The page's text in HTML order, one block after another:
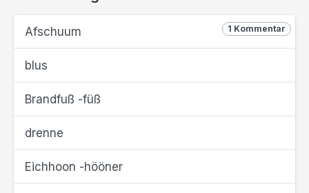
1 Kommentar
Afschuum
blus
Brandfuß -füß
drenne
Eichhoon -hööner